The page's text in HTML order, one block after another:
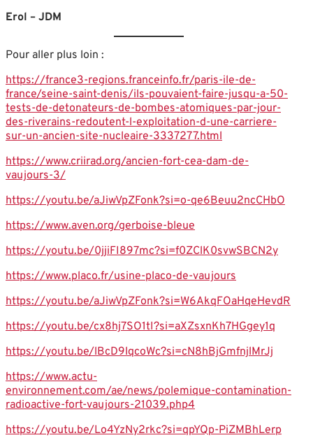
Erol – JDM
Pour aller plus loin :
https://france3-regions.franceinfo.fr/paris-ile-de-
france/seine-saint-denis/ils-pouvaient-faire-jusqu-a-50-
tests-de-detonateurs-de-bombes-atomiques-par-jour-
des-riverains-redoutent-l-exploitation-d-une-carriere-
sur-un-ancien-site-nucleaire-3337277.html
https://www.criirad.org/ancien-fort-cea-dam-de-
vaujours-3/
https://youtu.be/aJiwVpZFonk?si=o-qe6Beuu2ncCHbO
https://www.aven.org/gerboise-bleue
https://youtu.be/0jjiFI897mc?si=f0ZClK0svwSBCN2y
https://www.placo.fr/usine-placo-de-vaujours
https://youtu.be/aJiwVpZFonk?si=W6AkqFOaHqeHevdR
https://youtu.be/cx8hj7SO1tI?si=aXZsxnKh7HGgey1q
https://youtu.be/lBcD9lqcoWc?si=cN8hBjGmfnjlMrJj
https://www.actu-
environnement.com/ae/news/polemique-contamination-
radioactive-fort-vaujours-21039.php4
https://youtu.be/Lo4YzNy2rkc?si=qpYQp-PiZMBhLerp